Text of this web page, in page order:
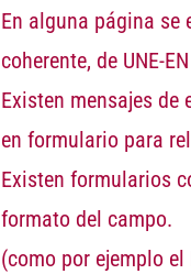
En alguna página
coherente, de UNE-
Existen mensajes
en formulario para
Existen formularios
formato del campo.
(como por ejemplo el